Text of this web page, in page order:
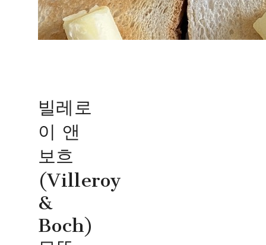
빌레로
이 앤
보흐
(Villeroy
&
Boch)